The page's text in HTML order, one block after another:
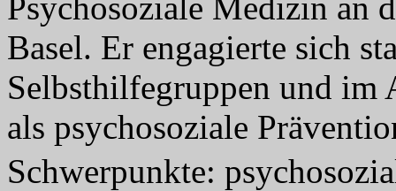
Basel. Er engagierte sich
Selbsthilfegruppen und im
als psychosoziale
Schwerpunkte: